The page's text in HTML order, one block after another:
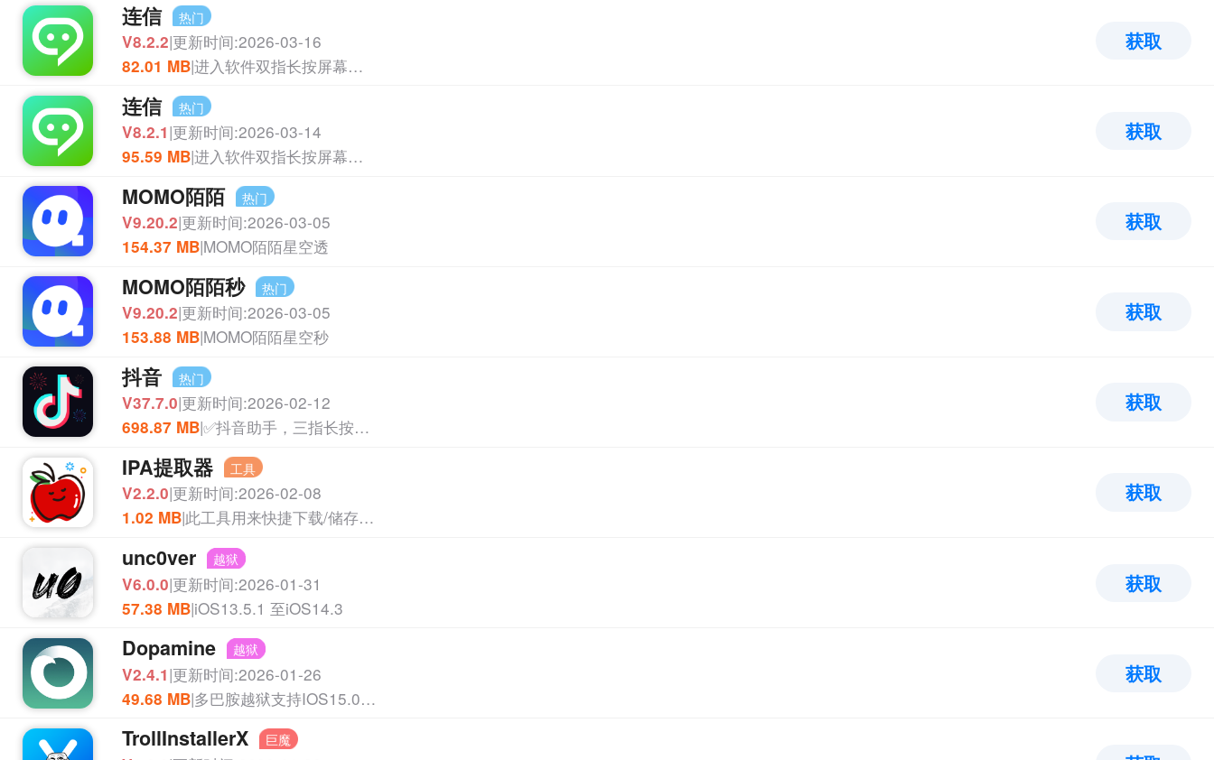
连信
热门
APP
V8.2.2|更新时间:2026-03-16
82.01 MB|进入软件双指长按屏幕方可出现定位功能！
获取
连信
热门
APP
V8.2.1|更新时间:2026-03-14
95.59 MB|进入软件双指长按屏幕方可出现定位功能！
获取
MOMO陌陌
热门
APP
V9.20.2|更新时间:2026-03-05
154.37 MB|MOMO陌陌星空透
获取
MOMO陌陌秒
热门
APP
V9.20.2|更新时间:2026-03-05
153.88 MB|MOMO陌陌星空秒
获取
抖音
热门
APP
V37.7.0|更新时间:2026-02-12
698.87 MB|✅抖音助手，三指长按开启!抢红包，文字转语音
获取
IPA提取器 工具
V2.2.0|更新时间:2026-02-08
1.02 MB|此工具用来快捷下载/储存第三方来源的IPA
获取
unc0ver 越狱
V6.0.0|更新时间:2026-01-31
57.38 MB|iOS13.5.1 至iOS14.3
获取
Dopamine 越狱
V2.4.1|更新时间:2026-01-26
49.68 MB|多巴胺越狱支持IOS15.0-16.6.1·A8-A16,M1-M2
获取
TrollInstallerX 巨魔